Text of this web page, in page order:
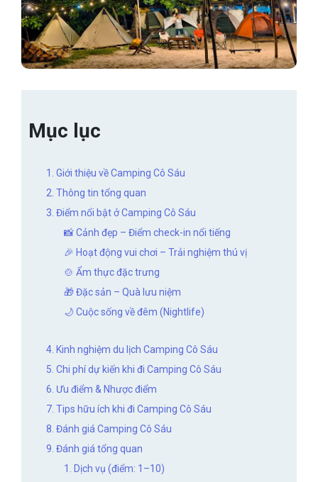
Mục lục
1. Giới thiệu về Camping Cô Sáu
2. Thông tin tổng quan
3. Điểm nổi bật ở Camping Cô Sáu
📸 Cảnh đẹp – Điểm check-in nổi tiếng
🎉 Hoạt động vui chơi – Trải nghiệm thú vị
🍲 Ẩm thực đặc trưng
🎁 Đặc sản – Quà lưu niệm
🌙 Cuộc sống về đêm (Nightlife)
4. Kinh nghiệm du lịch Camping Cô Sáu
5. Chi phí dự kiến khi đi Camping Cô Sáu
6. Ưu điểm & Nhược điểm
7. Tips hữu ích khi đi Camping Cô Sáu
8. Đánh giá Camping Cô Sáu
9. Đánh giá tổng quan
1. Dịch vụ (điểm: 1–10)